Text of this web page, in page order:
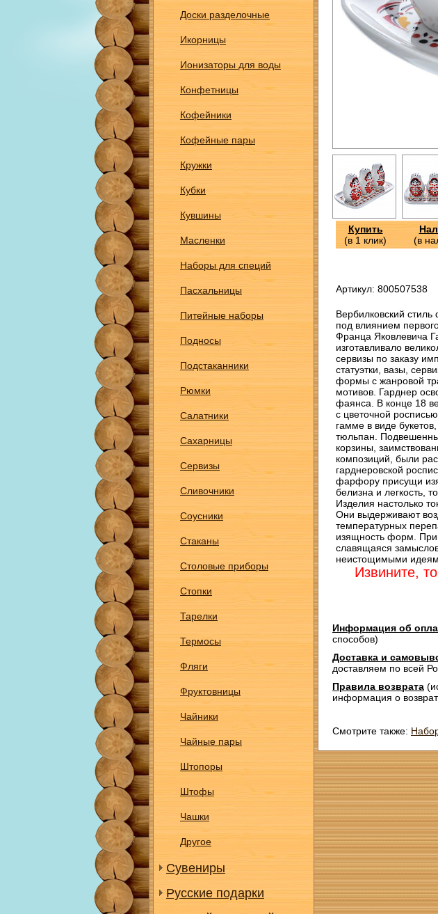
Доски разделочные
Икорницы
Ионизаторы для воды
Конфетницы
Кофейники
Кофейные пары
Кружки
Кубки
Кувшины
Масленки
Наборы для специй
Пасхальницы
Питейные наборы
Подносы
Подстаканники
Рюмки
Салатники
Сахарницы
Сервизы
Сливочники
Соусники
Стаканы
Столовые приборы
Стопки
Тарелки
Термосы
Фляги
Фруктовницы
Чайники
Чайные пары
Штопоры
Штофы
Чашки
Другое
Сувениры
Русские подарки
Купить
(в 1 клик)
(в
Артикул: 800507538
Вербилковский
под влиянием
Франца Яковлевича
изготавливало
сервизы по заказу
статуэтки, вазы,
формы с жанровой
мотивов. Гарднер
фаянса. В конце 18
с цветочной
гамме в виде
тюльпан.
корзины,
композиций, были
гарднеровской
фарфору присущи
белизна и легкость,
Изделия настолько
Они выдерживают
температурных
изящность форм.
славящаяся
неистощимыми
Извините,
Информация об
способов)
Доставка и
доставляем по всей
Правила возврата
информация о
Смотрите также: